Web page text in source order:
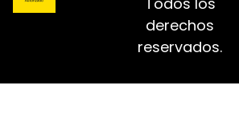
derechos
reservados.